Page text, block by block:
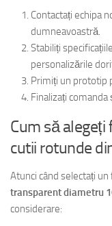
Contactați echipa
dumneavoastră.
Stabiliți
personalizările
Primiți un prototip
Finalizați
Cum să
cutii rotunde
Atunci când selectați
transparent diametru
considerare: